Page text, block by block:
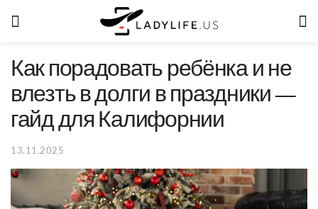
Как порадовать ребёнка и не
влезть в долги в праздники —
гайд для Калифорнии
13.11.2025